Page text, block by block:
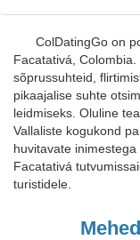
ColDatingGo on
Facatativá,
sõprussuhteid,
pikaajalise suhte
leidmiseks. Oluline
Vallaliste kogukond
huvitavate
Facatativá
turistidele.